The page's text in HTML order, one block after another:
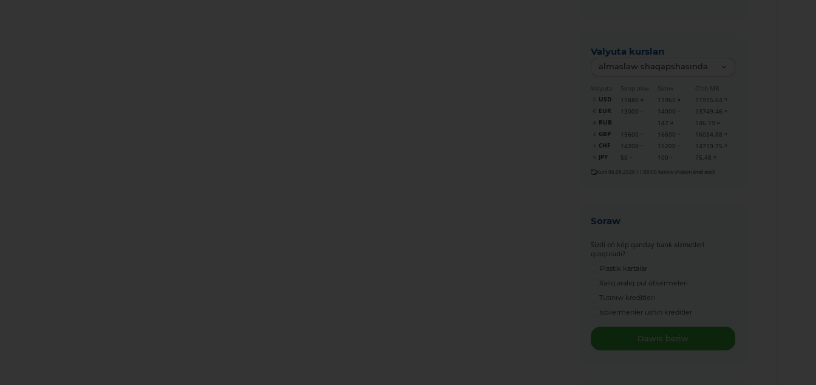
Valyuta kursları
almaslaw shaqapshasında
Valyuta Satıp alıw Satıw
O‘zb MB
USD
11880 11965
11915.64
EUR
13000 14000
13749.46
RUB
147
146.19
GBP
15600 16600
16034.88
CHF
14200 15200
14719.75
JPY
50 100 75.48
Kurs 06.08.2026 11:00:00 kúnine shekem ámel etedi
Soraw
Sizdi eń kóp qanday bank xizmetleri
qızıqtıradı?
Plastik kartalar
Xalıq aralıq pul ótkermeleri
Tutınıw kreditleri
Isbilermenler ushin kreditler
Dawıs beriw